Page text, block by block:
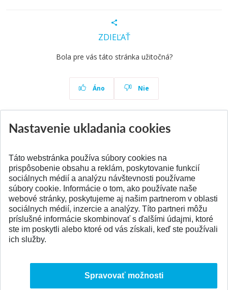
ZDIEĽAŤ
Bola pre vás táto stránka užitočná?
Áno Nie
SPÄŤ NA VRCH
Nastavenie ukladania cookies
Táto webstránka používa súbory cookies na
prispôsobenie obsahu a reklám, poskytovanie funkcií
sociálnych médií a analýzu návštevnosti používame
súbory cookie. Informácie o tom, ako používate naše
webové stránky, poskytujeme aj našim partnerom v oblasti
sociálnych médií, inzercie a analýzy. Títo partneri môžu
príslušné informácie skombinovať s ďalšími údajmi, ktoré
ste im poskytli alebo ktoré od vás získali, keď ste používali
ich služby.
Spravovať možnosti